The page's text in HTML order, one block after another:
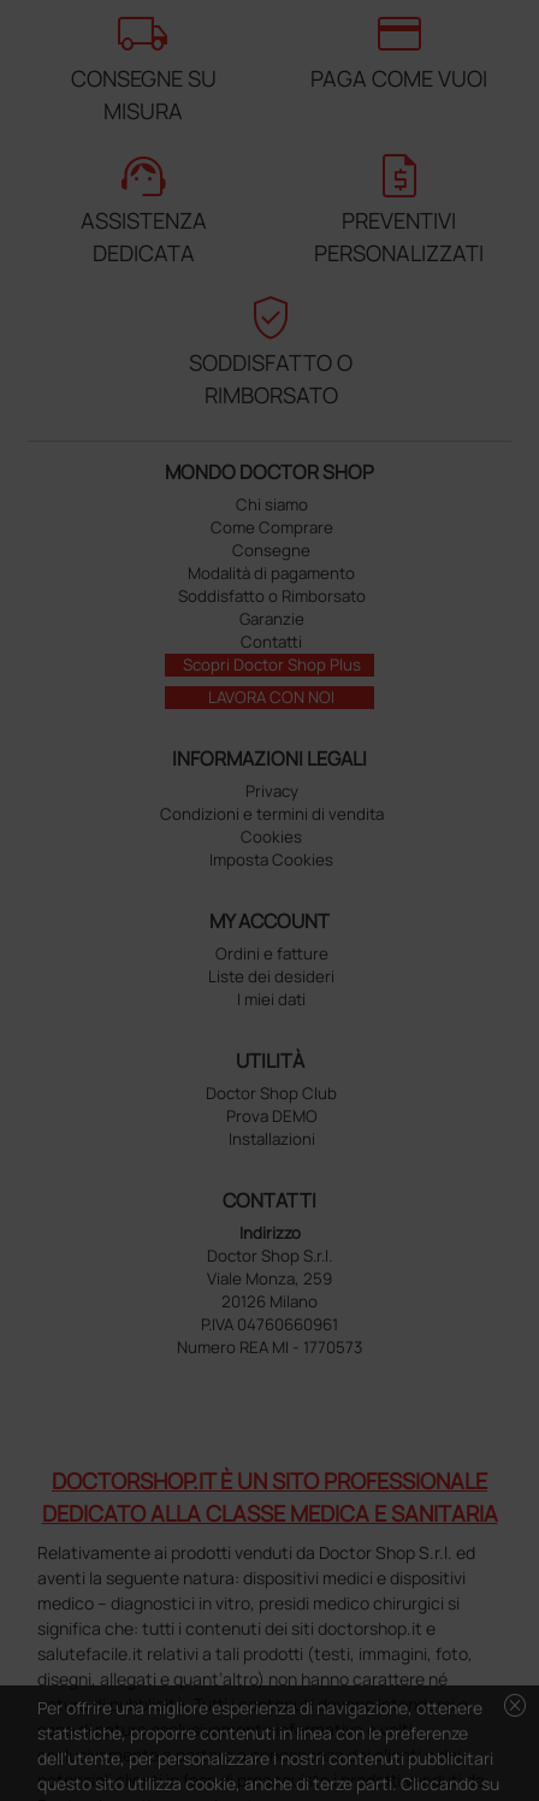
local_shipping
CONSEGNE SU
MISURA
credit_card
PAGA COME VUOI
support_agent
ASSISTENZA
DEDICATA
request_quote
PREVENTIVI
PERSONALIZZATI
verified_user
SODDISFATTO O
RIMBORSATO
MONDO DOCTOR SHOP
Chi siamo
Come Comprare
Consegne
Modalità di pagamento
Soddisfatto o Rimborsato
Garanzie
Contatti
Scopri Doctor Shop Plus
LAVORA CON NOI
INFORMAZIONI LEGALI
Privacy
Condizioni e termini di vendita
Cookies
Imposta Cookies
MY ACCOUNT
Ordini e fatture
Liste dei desideri
I miei dati
UTILITÀ
Doctor Shop Club
Prova DEMO
Installazioni
CONTATTI
Indirizzo
Doctor Shop S.r.l.
Viale Monza, 259
20126 Milano
P.IVA 04760660961
Numero REA MI - 1770573
DOCTORSHOP.IT È UN SITO PROFESSIONALE
DEDICATO ALLA CLASSE MEDICA E SANITARIA
Relativamente ai prodotti venduti da Doctor Shop S.r.l. ed
aventi la seguente natura: dispositivi medici e dispositivi
medico – diagnostici in vitro, presidi medico chirurgici si
significa che: tutti i contenuti dei siti doctorshop.it e
salutefacile.it relativi a tali prodotti (testi, immagini, foto,
disegni, allegati e quant’altro) non hanno carattere né
natura di pubblicità. Tutti i contenuti devono intendersi e
sono di natura esclusivamente informativa e volti
esclusivamente a portare a conoscenza dei clienti e dei
potenziali clienti in fase di preacquisto i prodotti venduti da
cancel
Per offrire una migliore esperienza di navigazione, ottenere
statistiche, proporre contenuti in linea con le preferenze
dell'utente, per personalizzare i nostri contenuti pubblicitari
questo sito utilizza cookie, anche di terze parti. Cliccando su